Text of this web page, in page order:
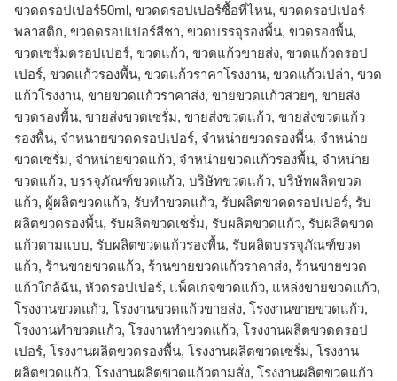
ขวดดรอปเปอร์50ml, ขวดดรอปเปอร์ซื้อที่ไหน, ขวดดรอปเปอร์
พลาสติก, ขวดดรอปเปอร์สีชา, ขวดบรรจุรองพื้น, ขวดรองพื้น,
ขวดเซรั่มดรอปเปอร์, ขวดแก้ว, ขวดแก้วขายส่ง, ขวดแก้วดรอป
เปอร์, ขวดแก้วรองพื้น, ขวดแก้วราคาโรงงาน, ขวดแก้วเปล่า, ขวด
แก้วโรงงาน, ขายขวดแก้วราคาส่ง, ขายขวดแก้วสวยๆ, ขายส่ง
ขวดรองพื้น, ขายส่งขวดเซรั่ม, ขายส่งขวดแก้ว, ขายส่งขวดแก้ว
รองพื้น, จำหนายขวดดรอปเปอร์, จำหน่ายขวดรองพื้น, จำหน่าย
ขวดเซรั่ม, จำหน่ายขวดแก้ว, จำหน่ายขวดแก้วรองพื้น, จําหน่าย
ขวดแก้ว, บรรจุภัณฑ์ขวดแก้ว, บริษัทขวดแก้ว, บริษัทผลิตขวด
แก้ว, ผู้ผลิตขวดแก้ว, รับทำขวดแก้ว, รับผลิตขวดดรอปเปอร์, รับ
ผลิตขวดรองพื้น, รับผลิตขวดเซรั่ม, รับผลิตขวดแก้ว, รับผลิตขวด
แก้วตามแบบ, รับผลิตขวดแก้วรองพื้น, รับผลิตบรรจุภัณฑ์ขวด
แก้ว, ร้านขายขวดแก้ว, ร้านขายขวดแก้วราคาส่ง, ร้านขายขวด
แก้วใกล้ฉัน, หัวดรอปเปอร์, แพ็คเกจขวดแก้ว, แหล่งขายขวดแก้ว,
โรงงานขวดแก้ว, โรงงานขวดแก้วขายส่ง, โรงงานขายขวดแก้ว,
โรงงานทำขวดแก้ว, โรงงานทําขวดแก้ว, โรงงานผลิตขวดดรอป
เปอร์, โรงงานผลิตขวดรองพื้น, โรงงานผลิตขวดเซรั่ม, โรงงาน
ผลิตขวดแก้ว, โรงงานผลิตขวดแก้วตามสั่ง, โรงงานผลิตขวดแก้ว